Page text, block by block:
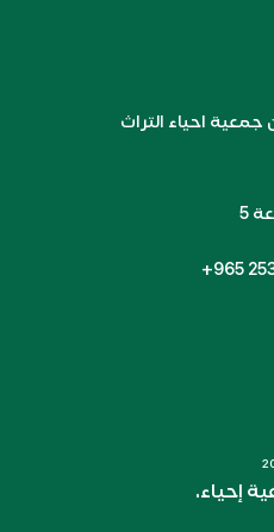
احياء التراث
5
+965
إحياء.